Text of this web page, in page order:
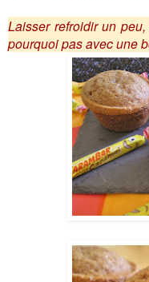
Laisser refroidir un
pourquoi pas avec une